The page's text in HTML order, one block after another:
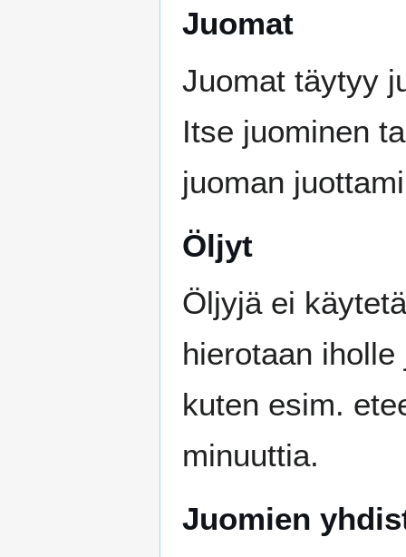
Juomat
Juomat täytyy
Itse juominen
juoman
Öljyt
Öljyjä ei
hierotaan
kuten esim.
minuuttia.
Juomien